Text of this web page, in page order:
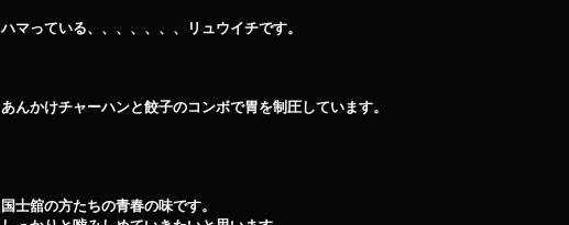
ハマっている、、、、、、、リュウイチです。
あんかけチャーハンと餃子のコンボで胃を制圧しています。
国士舘の方たちの青春の味です。